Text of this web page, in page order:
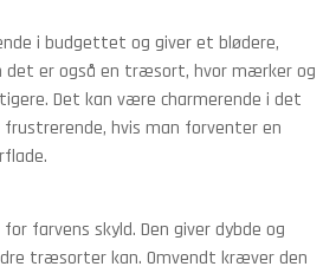
i budgettet og giver et blødere,
er også en træsort, hvor mærker og
Det kan være charmerende i det
hvis man forventer en
farvens skyld. Den giver dybde og
træsorter kan. Omvendt kræver den